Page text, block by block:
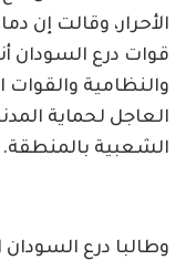
الأحرار، وقالت إن
قوات درع السودان
والنظامية والقوات
العاجل لحماية
الشعبية بالمنطقة.
وطالبا درع